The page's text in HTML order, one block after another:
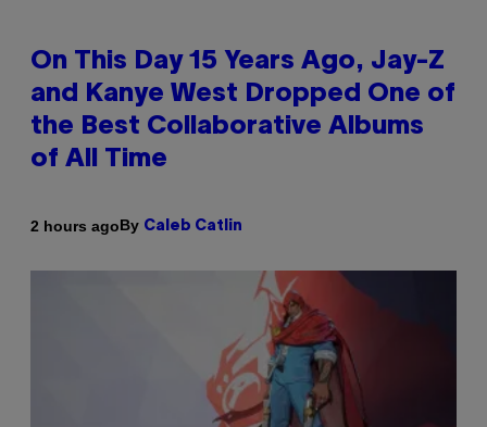
On This Day 15 Years Ago, Jay-Z
and Kanye West Dropped One of
the Best Collaborative Albums
of All Time
2 hours agoBy Caleb Catlin